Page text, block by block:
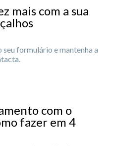
mais com a sua
formulário e mantenha a
com o
fazer em 4